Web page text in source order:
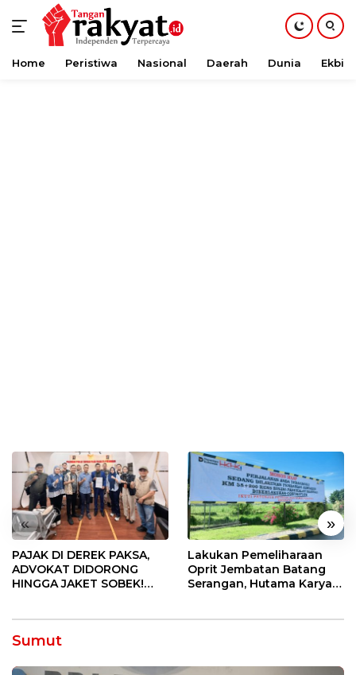
Langsung
Home Peristiwa Nasional Daerah Dunia Ekbis
« »
PAJAK DI DEREK PAKSA,
ADVOKAT DIDORONG
HINGGA JAKET SOBEK!
Lakukan Pemeliharaan
Oprit Jembatan Batang
Serangan, Hutama Karya
Sumut